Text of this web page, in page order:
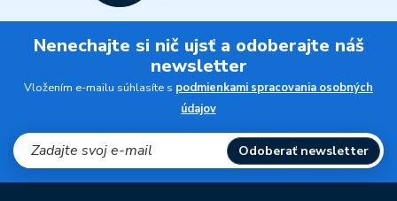
Nenechajte si nič ujsť a odoberajte náš
newsletter
Vložením e-mailu súhlasíte s podmienkami spracovania osobných
údajov
Odoberať newsletter